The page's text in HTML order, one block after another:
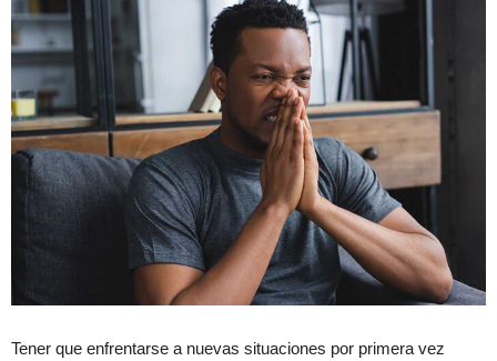
Tener que enfrentarse a nuevas situaciones por primera vez